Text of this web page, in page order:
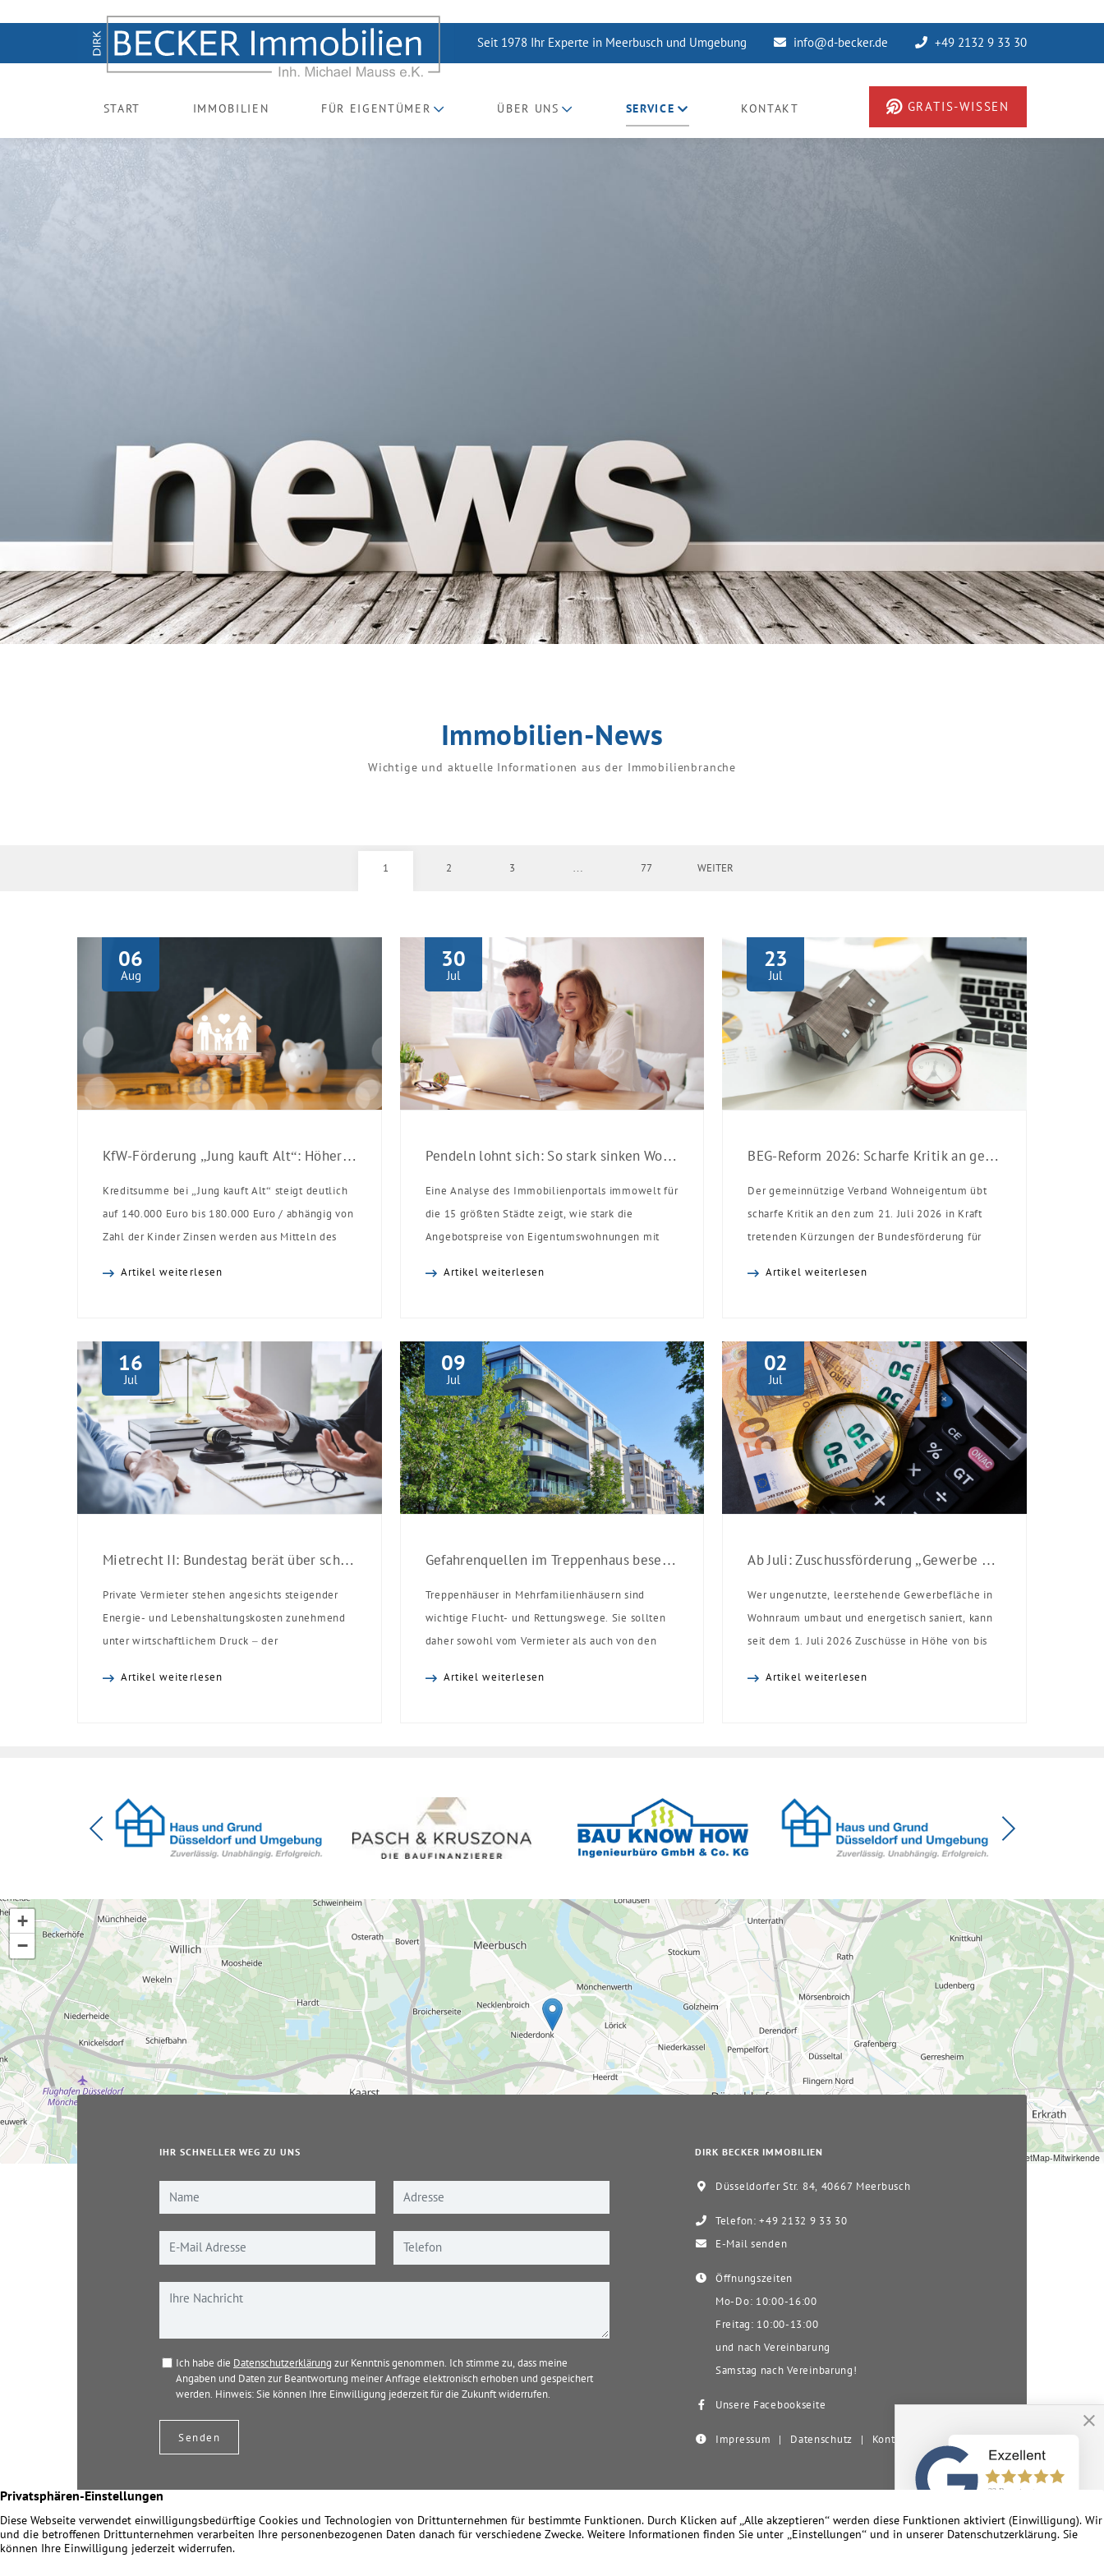
Seit 1978 Ihr Experte in Meerbusch und Umgebung info@d-becker.de +49 2132 9 33 30
START IMMOBILIEN FÜR EIGENTÜMER ÜBER UNS SERVICE KONTAKT GRATIS-WISSEN
Immobilien-News
Wichtige und aktuelle Informationen aus der Immobilienbranche
1 2 3 … 77 WEITER
06
Aug
KfW-Förderung „Jung kauft Alt“: Höhere Kredite ab August 2026
Kreditsumme bei „Jung kauft Alt“ steigt deutlich
auf 140.000 Euro bis 180.000 Euro / abhängig von
Zahl der Kinder Zinsen werden aus Mitteln des
Förderzusage / Sanierung in Einzelmaßnahmen
Artikel weiterlesen
30
Jul
Pendeln lohnt sich: So stark sinken Wohnungspreise im Umland
Eine Analyse des Immobilienportals immowelt für
die 15 größten Städte zeigt, wie stark die
Angebotspreise von Eigentumswohnungen mit
Artikel weiterlesen
23
Jul
BEG-Reform 2026: Scharfe Kritik an gekürzten Sanierungsförderungen
Der gemeinnützige Verband Wohneigentum übt
scharfe Kritik an den zum 21. Juli 2026 in Kraft
tretenden Kürzungen der Bundesförderung für
Menschen mit Haus oder Eigentumswohnung. Und
das ausgerechnet zu einem Zeitpunkt, zu dem
Deutschland seine Klimaziele im […]
Artikel weiterlesen
16
Jul
Mietrecht II: Bundestag berät über schärfere Regeln für Vermieter
Private Vermieter stehen angesichts steigender
Energie- und Lebenshaltungskosten zunehmend
unter wirtschaftlichem Druck – der
Sommerpausen voraussichtlich im Herbst 2026
erwartet.
Artikel weiterlesen
09
Jul
Gefahrenquellen im Treppenhaus beseitigen
Treppenhäuser in Mehrfamilienhäusern sind
wichtige Flucht- und Rettungswege. Sie sollten
daher sowohl vom Vermieter als auch von den
Artikel weiterlesen
02
Jul
Ab Juli: Zuschussförderung „Gewerbe zu Wohnen“
Wer ungenutzte, leerstehende Gewerbefläche in
Wohnraum umbaut und energetisch saniert, kann
seit dem 1. Juli 2026 Zuschüsse in Höhe von bis
Artikel weiterlesen
+
−
© OpenStreetMap-Mitwirkende
IHR SCHNELLER WEG ZU UNS
Ich habe die Datenschutzerklärung zur Kenntnis genommen. Ich stimme zu, dass meine
Angaben und Daten zur Beantwortung meiner Anfrage elektronisch erhoben und gespeichert
werden. Hinweis: Sie können Ihre Einwilligung jederzeit für die Zukunft widerrufen.
DIRK BECKER IMMOBILIEN
Düsseldorfer Str. 84, 40667 Meerbusch
Telefon: +49 2132 9 33 30
E-Mail senden
Öffnungszeiten
Mo-Do: 10:00-16:00
Freitag: 10:00-13:00
und nach Vereinbarung
Samstag nach Vereinbarung!
Unsere Facebookseite
Impressum | Datenschutz | Kontakt